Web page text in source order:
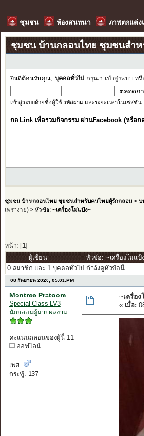
ชุมชน ห้องสนทนา ภาพตกแต่ง
ชุมชน บ้านกลอนไทย ชุมชนสำห
ยินดีต้อนรับคุณ, บุคคลทั่วไป กรุณา เข้าสู่ระบบ หรื
เข้าสู่ระบบด้วยชื่อผู้ใช้ รหัสผ่าน และระยะเวลาในเซสชั่น
กด Link เพื่อร่วมกิจกรรม ผ่านFacebook (หรือ
ชุมชน บ้านกลอนไทย ชุมชนสำหรับคนไทยผู้รักกลอน> บ
เพรางาย) > หัวข้อ: ~เครื่องโม่แป้ง~
หน้า: [ 1]
ผู้เขียน
หัวข้อ: ~เครื่องโม่แป้
0 สมาชิก และ 1 บุคคลทั่วไป กำลังดูหัวข้อนี้
08 กันยายน 2020, 05:01:PM
Montree Pratoom
Special Class LV3
นักกลอนผู้มากผลงาน
คะแนนกลอนของผู้นี้ 11
ออฟไลน์
เพศ:
กระทู้: 137
~เครื่อง
« เมื่อ: